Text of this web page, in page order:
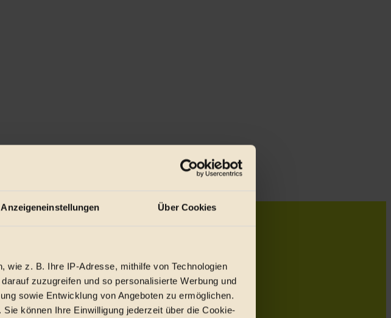
Anzeigeneinstellungen Über Cookies
wie z. B. Ihre IP-Adresse, mithilfe von Technologien
zuzugreifen und so personalisierte Werbung und
sowie Entwicklung von Angeboten zu ermöglichen.
können Ihre Einwilligung jederzeit über die Cookie-
sind wichtig für dich? Du ...